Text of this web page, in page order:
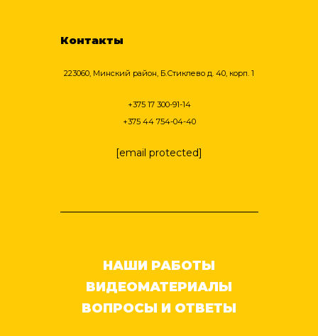
Контакты
223060, Минский район, Б.Стиклево д. 40, корп. 1
+375 17 300-91-14
+375 44 754-04-40
[email protected]
НАШИ РАБОТЫ
ВИДЕОМАТЕРИАЛЫ
ВОПРОСЫ И ОТВЕТЫ